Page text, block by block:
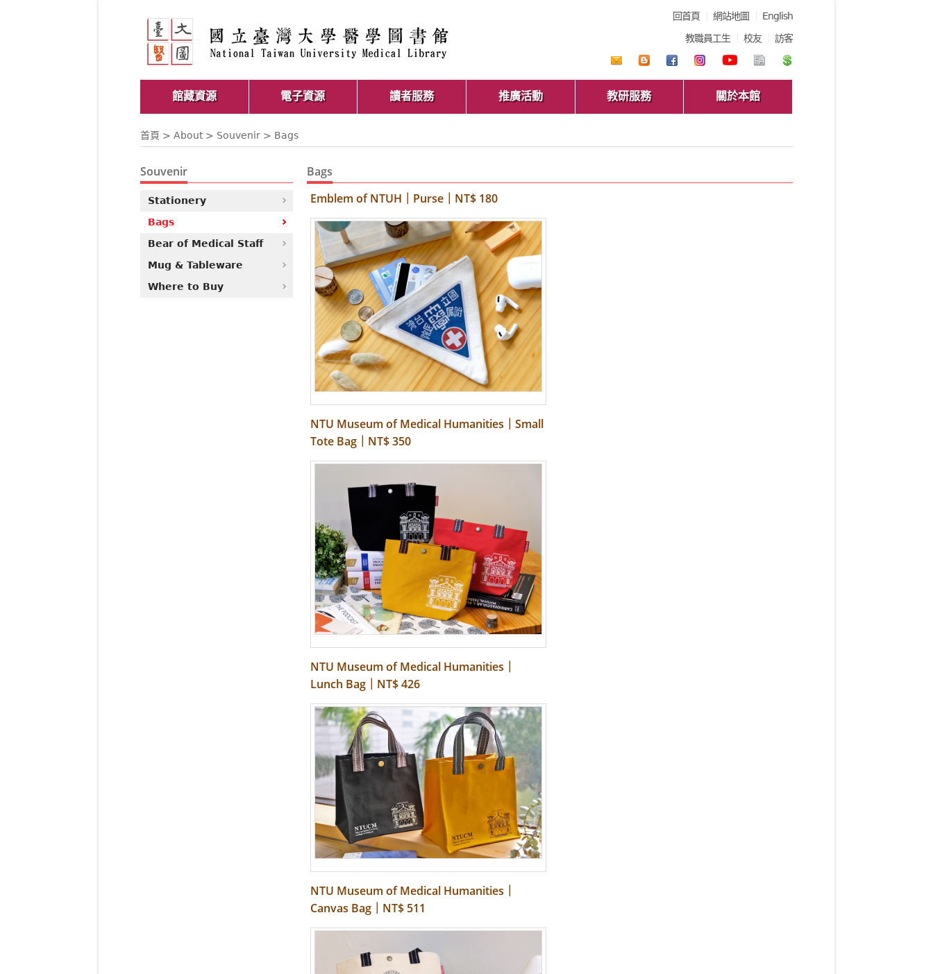
回首頁 網站地圖
English
教職員工生
校友 訪客
館藏資源 電子資源 讀者服務 推廣活動 教研服務 關於本館
首頁 > About> Souvenir > Bags
Souvenir
Stationery
Bags
Bear of Medical Staff
Mug & Tableware
Where to Buy
Bags
Emblem of NTUH｜Purse｜NT$ 180
NTU Museum of Medical Humanities｜Small
Tote Bag｜NT$ 350
NTU Museum of Medical Humanities｜
Lunch Bag｜NT$ 426
NTU Museum of Medical Humanities｜
Canvas Bag｜NT$ 511